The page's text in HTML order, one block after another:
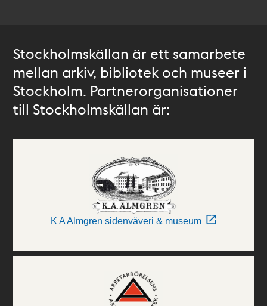
Stockholmskällan är ett samarbete
mellan arkiv, bibliotek och museer i
Stockholm. Partnerorganisationer
till Stockholmskällan är:
K A Almgren sidenväveri & museum